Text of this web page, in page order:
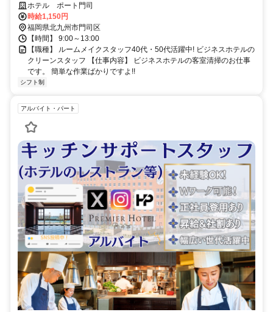
ホテル ポート門司
時給1,150円
福岡県北九州市門司区
【時間】 9:00～13:00
【職種】 ルームメイクスタッフ40代・50代活躍中! ビジネスホテルの
クリーンスタッフ 【仕事内容】 ビジネスホテルの客室清掃のお仕事
です。 簡単な作業ばかりですよ!!
シフト制
アルバイト・パート